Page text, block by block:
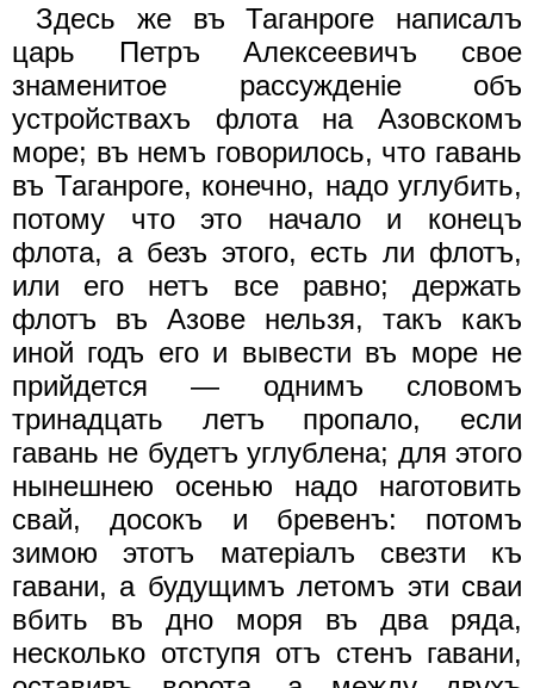
Здесь же въ Таганроге написалъ
царь Петръ Алексеевичъ свое
знаменитое рассужденiе объ
устройствахъ флота на Азовскомъ
море; въ немъ говорилось, что гавань
въ Таганроге, конечно, надо углубить,
потому что это начало и конецъ
флота, а безъ этого, есть ли флотъ,
или его нетъ все равно; держать
флотъ въ Азове нельзя, такъ какъ
иной годъ его и вывести въ море не
прийдется — однимъ словомъ
тринадцать летъ пропало, если
гавань не будетъ углублена; для этого
нынешнею осенью надо наготовить
свай, досокъ и бревенъ: потомъ
зимою этотъ матерiалъ свезти къ
гавани, а будущимъ летомъ эти сваи
вбить въ дно моря въ два ряда,
несколько отступя отъ стенъ гавани,